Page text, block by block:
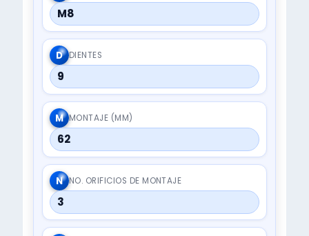
M8
D DIENTES
9
M MONTAJE (MM)
62
N NO. ORIFICIOS DE MONTAJE
3